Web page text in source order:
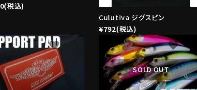
税込)
Culutiva ジグスピン
¥792(税込)
favorite
SOLD OUT
favorite